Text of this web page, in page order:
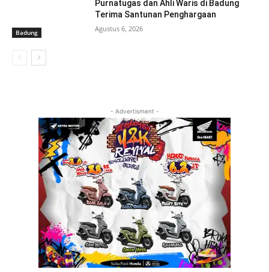
Badung
Purnatugas dan Ahli Waris di Badung
Terima Santunan Penghargaan
Agustus 6, 2026
- Advertisment -